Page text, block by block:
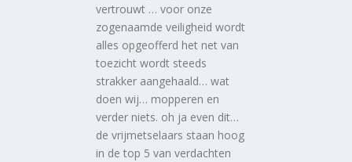
vertrouwt … voor onze
zogenaamde veiligheid wordt
alles opgeofferd het net van
toezicht wordt steeds
strakker aangehaald… wat
doen wij… mopperen en
verder niets. oh ja even dit…
de vrijmetselaars staan hoog
in de top 5 van verdachten